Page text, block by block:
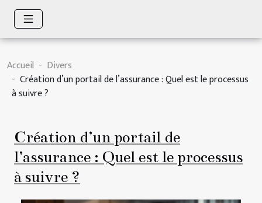
Accueil
Divers
Création d’un portail de l’assurance : Quel est le processus
à suivre ?
Création d’un portail de
l’assurance : Quel est le processus
à suivre ?